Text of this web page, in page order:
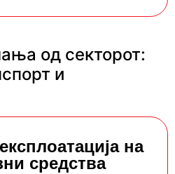
од секторот:
и
на
средства